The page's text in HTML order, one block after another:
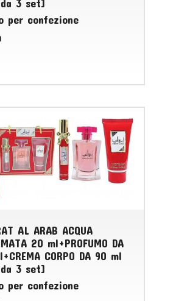
3 set]
per confezione
AL ARAB ACQUA
20 ml+PROFUMO DA
CORPO DA 90 ml
3 set]
per confezione